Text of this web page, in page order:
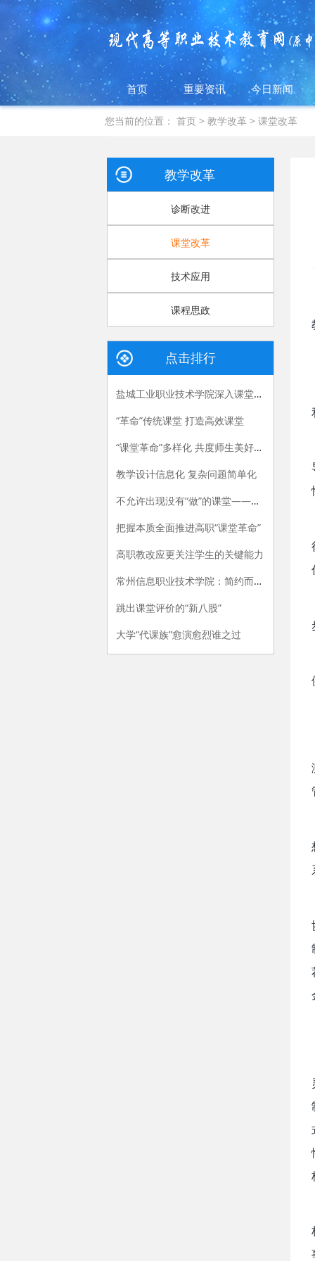
首页 重要资讯 今日新闻
您当前的位置：首页 >教学改革 >课堂改革
教学改革
诊断改进
课堂改革
技术应用
课程思政
点击排行
盐城工业职业技术学院深入课堂促改革，全面提升课堂效能
“革命”传统课堂 打造高效课堂
“课堂革命”多样化 共度师生美好时光
教学设计信息化 复杂问题简单化
不允许出现没有“做”的课堂——武昌职业学院会计专业教学改革创新纪实
把握本质全面推进高职“课堂革命”
高职教改应更关注学生的关键能力
常州信息职业技术学院：简约而不简单的思政课
跳出课堂评价的“新八股”
大学“代课族”愈演愈烈谁之过